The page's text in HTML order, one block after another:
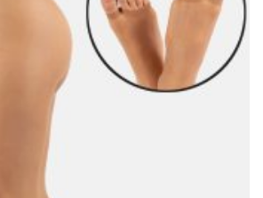
tehdä
valinnat
tuotteen
sivulla.